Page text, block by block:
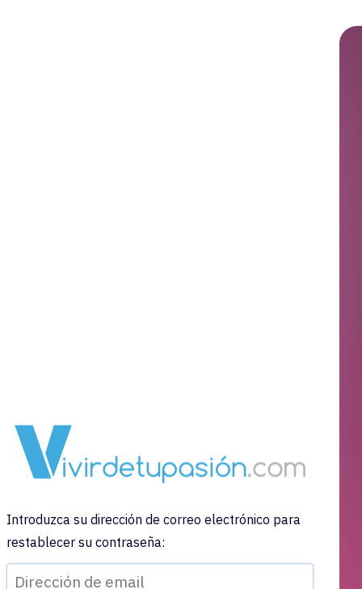
Introduzca su dirección de correo electrónico para
restablecer su contraseña: